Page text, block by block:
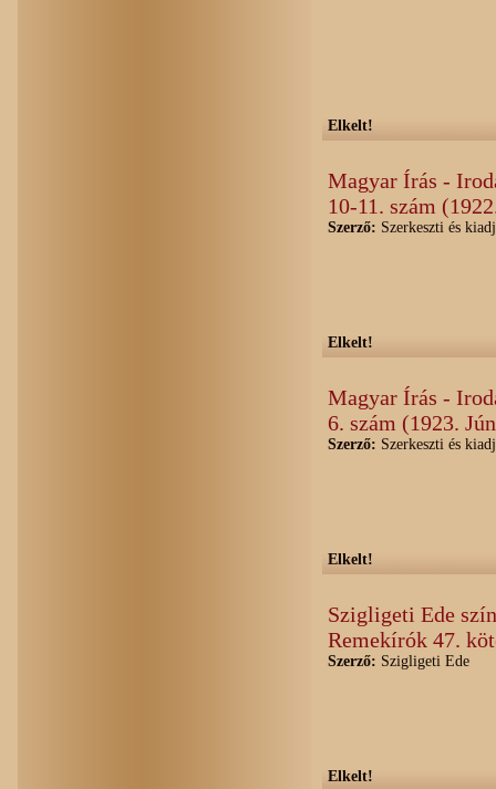
Elkelt!
Magyar Írás -
10-11. szám
Szerző: Szerkeszti és
Elkelt!
Magyar Írás -
6. szám (1923.
Szerző: Szerkeszti és
Elkelt!
Szigligeti Ede
Remekírók 47.
Szerző: Szigligeti Ede
Elkelt!